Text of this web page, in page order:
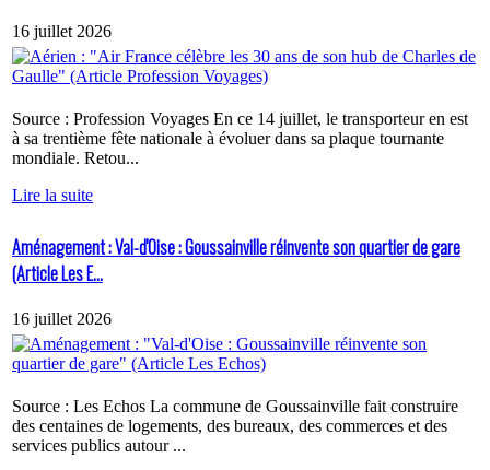
16 juillet 2026
Source : Profession Voyages En ce 14 juillet, le transporteur en est
à sa trentième fête nationale à évoluer dans sa plaque tournante
mondiale. Retou...
Lire la suite
Aménagement : Val-d'Oise : Goussainville réinvente son quartier de gare
(Article Les E...
16 juillet 2026
Source : Les Echos La commune de Goussainville fait construire
des centaines de logements, des bureaux, des commerces et des
services publics autour ...